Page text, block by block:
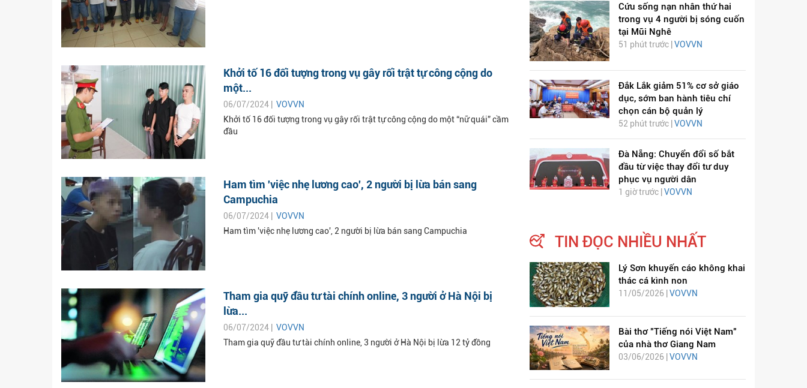
Khởi tố 16 đối tượng trong vụ gây rối trật tự công cộng do
một...
06/07/2024 | VOVVN
Khởi tố 16 đối tượng trong vụ gây rối trật tự công cộng do một “nữ quái” cầm
đầu
Ham tìm 'việc nhẹ lương cao', 2 người bị lừa bán sang
Campuchia
06/07/2024 | VOVVN
Ham tìm 'việc nhẹ lương cao', 2 người bị lừa bán sang Campuchia
Tham gia quỹ đầu tư tài chính online, 3 người ở Hà Nội bị
lừa...
06/07/2024 | VOVVN
Tham gia quỹ đầu tư tài chính online, 3 người ở Hà Nội bị lừa 12 tỷ đồng
Cứu sống nạn nhân thứ hai
trong vụ 4 người bị sóng cuốn
tại Mũi Nghê
51 phút trước | VOVVN
Đắk Lắk giảm 51% cơ sở giáo
dục, sớm ban hành tiêu chí
chọn cán bộ quản lý
52 phút trước | VOVVN
Đà Nẵng: Chuyển đổi số bắt
đầu từ việc thay đổi tư duy
phục vụ người dân
1 giờ trước | VOVVN
TIN ĐỌC NHIỀU NHẤT
Lý Sơn khuyến cáo không khai
thác cá kình non
11/05/2026 | VOVVN
Bài thơ "Tiếng nói Việt Nam"
của nhà thơ Giang Nam
03/06/2026 |VOVVN